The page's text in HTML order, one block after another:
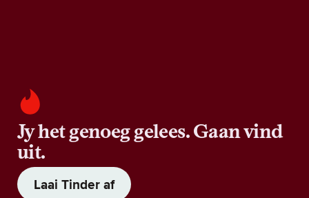
Jy het genoeg gelees. Gaan vind
uit.
Laai Tinder af